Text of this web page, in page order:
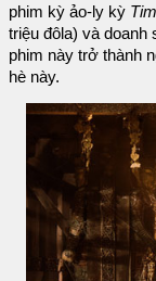
phim kỳ ảo-ly kỳ
triệu đôla) và doanh
phim này trở thành
hè này.